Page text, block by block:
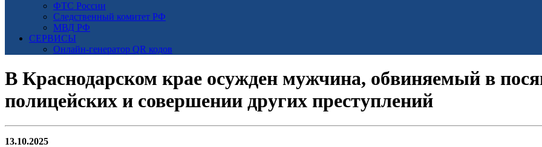
ФТС России
Следственный комитет РФ
МВД РФ
СЕРВИСЫ
Онлайн-генератор QR кодов
В Краснодарском крае осужден мужчина, обвиняемый в
полицейских и совершении других преступлений
13.10.2025